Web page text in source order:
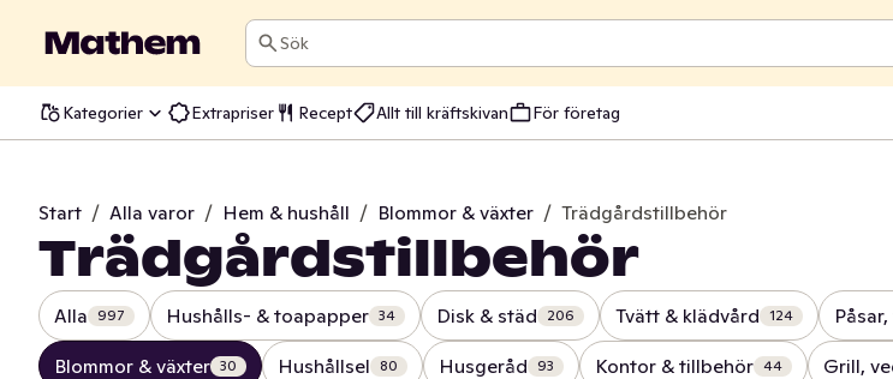
Sök
Kategorier Extrapriser Recept Allt till kräftskivan För företag
Start / Alla varor / Hem & hushåll / Blommor & växter / Trädgårdstillbehör
Trädgårdstillbehör
Alla 997 Hushålls- & toapapper 34 Disk & städ 206 Tvätt & klädvård 124
Blommor & växter 30 Hushållsel 80 Husgeråd 93 Kontor & tillbehör 44 Grill,